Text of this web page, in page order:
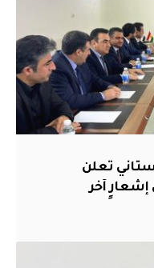
تعلن
آخر